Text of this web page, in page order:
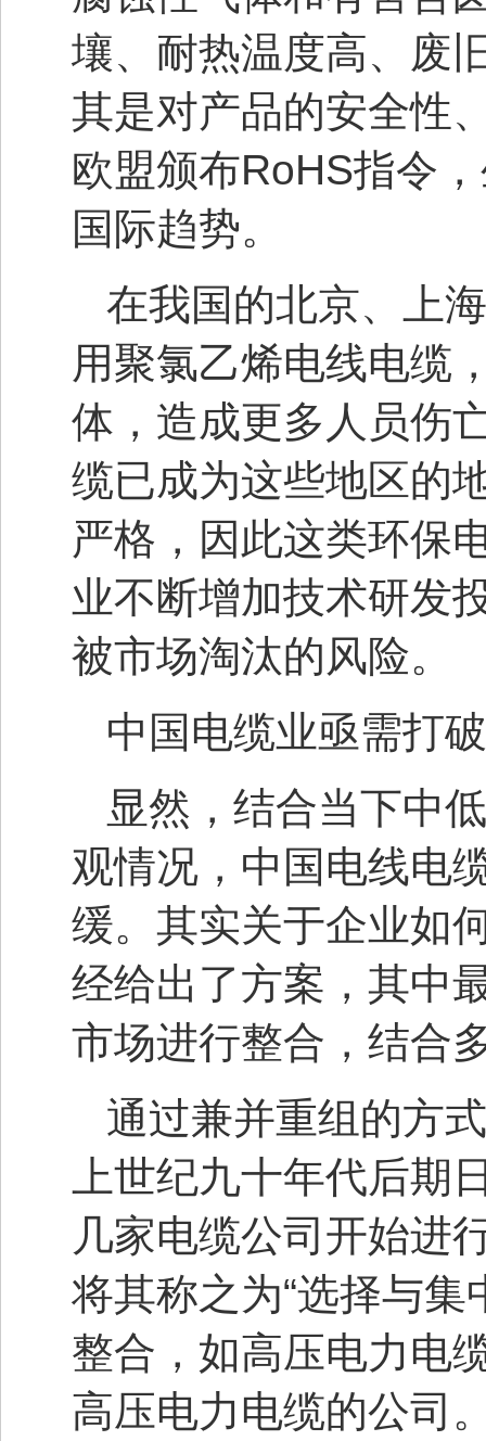
壤、耐热温度高、废
其是对产品的安全性
欧盟颁布RoHS指令
国际趋势。
在我国的北京、上
用聚氯乙烯电线电缆
体，造成更多人员伤
缆已成为这些地区的
严格，因此这类环保
业不断增加技术研发
被市场淘汰的风险。
中国电缆业亟需打
显然，结合当下中
观情况，中国电线电
缓。其实关于企业如
经给出了方案，其中
市场进行整合，结合
通过兼并重组的方
上世纪九十年代后期
几家电缆公司开始进
将其称之为“选择与
整合，如高压电力电
高压电力电缆的公司